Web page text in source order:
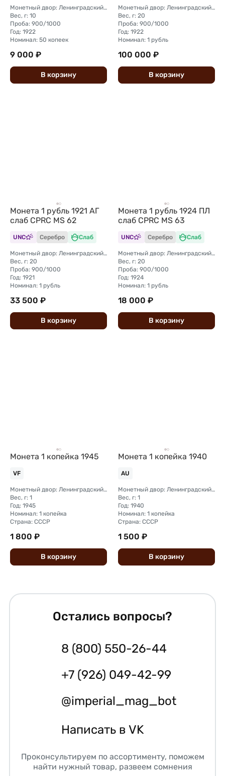
Монетный двор: Ленинградский (ЛМД)
Вес, г: 10
Проба: 900/1000
Год: 1922
Номинал: 50 копеек
9 000 ₽
В корзину
Монетный двор: Ленинградский (ЛМД)
Вес, г: 20
Проба: 900/1000
Год: 1922
Номинал: 1 рубль
100 000 ₽
В корзину
Монета 1 рубль 1921 АГ
слаб CPRC MS 62
UNC Серебро Слаб
Монетный двор: Ленинградский (ЛМД)
Вес, г: 20
Проба: 900/1000
Год: 1921
Номинал: 1 рубль
33 500 ₽
В корзину
Монета 1 рубль 1924 ПЛ
слаб CPRC MS 63
UNC Серебро Слаб
Монетный двор: Ленинградский (ЛМД)
Вес, г: 20
Проба: 900/1000
Год: 1924
Номинал: 1 рубль
18 000 ₽
В корзину
Монета 1 копейка 1945
VF
Монетный двор: Ленинградский (ЛМД)
Вес, г: 1
Год: 1945
Номинал: 1 копейка
Страна: СССР
1 800 ₽
В корзину
Монета 1 копейка 1940
AU
Монетный двор: Ленинградский (ЛМД)
Вес, г: 1
Год: 1940
Номинал: 1 копейка
Страна: СССР
1 500 ₽
В корзину
Остались вопросы?
8 (800) 550-26-44
+7 (926) 049-42-99
@imperial_mag_bot
Написать в VK
Проконсультируем по ассортименту, поможем
найти нужный товар, развеем сомнения